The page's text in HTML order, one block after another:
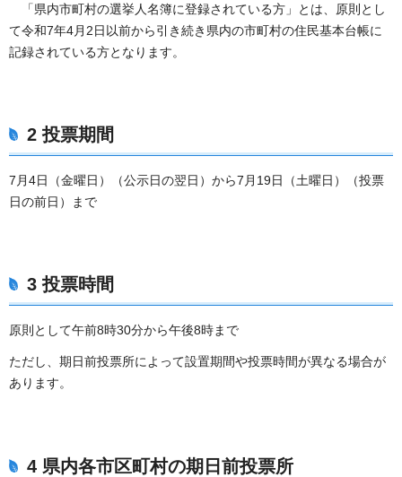
「県内市町村の選挙人名簿に登録されている方」とは、原則とし
て令和7年4月2日以前から引き続き県内の市町村の住民基本台帳に
記録されている方となります。
2 投票期間
7月4日（金曜日）（公示日の翌日）から7月19日（土曜日）（投票
日の前日）まで
3 投票時間
原則として午前8時30分から午後8時まで
ただし、期日前投票所によって設置期間や投票時間が異なる場合が
あります。
4 県内各市区町村の期日前投票所